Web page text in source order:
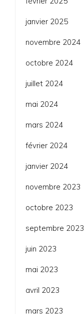
janvier 2025
novembre 2024
octobre 2024
juillet 2024
mai 2024
mars 2024
février 2024
janvier 2024
novembre 2023
octobre 2023
septembre 2023
juin 2023
mai 2023
avril 2023
mars 2023